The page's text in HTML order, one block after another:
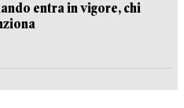
entra in vigore, chi